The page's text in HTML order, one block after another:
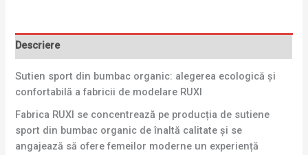
Descriere
Sutien sport din bumbac organic: alegerea ecologică și
confortabilă a fabricii de modelare RUXI
Fabrica RUXI se concentrează pe producția de sutiene
sport din bumbac organic de înaltă calitate și se
angajează să ofere femeilor moderne un experiență